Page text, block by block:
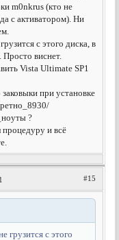
m0nkrus (кто не
с активатором). Ни
с этого диска, в
Просто виснет.
Vista Ultimate SP1
при установке
?
процедуру и всё
#15
грузится с этого